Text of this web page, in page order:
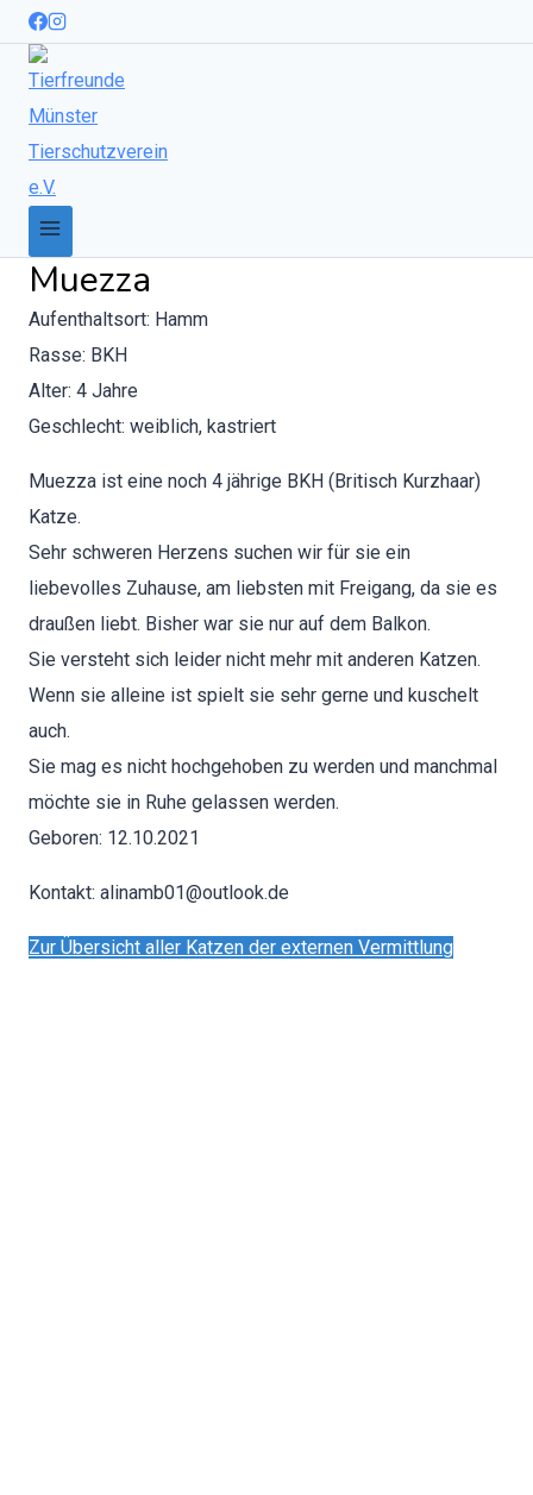
Muezza
Aufen­thalt­sort: Hamm
Rasse: BKH
Alter: 4 Jahre
Geschlecht: weib­lich, kas­tri­ert
Muez­za ist eine noch 4 jährige BKH (Britisch Kurzhaar)
Katze.
Sehr schw­eren Herzens suchen wir für sie ein
liebevolles Zuhause, am lieb­sten mit Freigang, da sie es
draußen liebt. Bish­er war sie nur auf dem Balkon.
Sie ver­ste­ht sich lei­der nicht mehr mit anderen Katzen.
Wenn sie alleine ist spielt sie sehr gerne und kuschelt
auch.
Sie mag es nicht hochge­hoben zu wer­den und manch­mal
möchte sie in Ruhe gelassen wer­den.
Geboren: 12.10.2021
Kon­takt: alinamb01@outlook.de
Zur Über­sicht aller Katzen der exter­nen Ver­mit­tlung